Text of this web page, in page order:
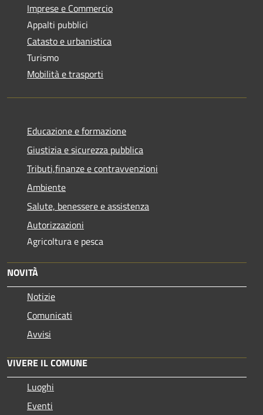
Imprese e Commercio
Appalti pubblici
Catasto e urbanistica
Turismo
Mobilità e trasporti
Educazione e formazione
Giustizia e sicurezza pubblica
Tributi,finanze e contravvenzioni
Ambiente
Salute, benessere e assistenza
Autorizzazioni
Agricoltura e pesca
NOVITÀ
Notizie
Comunicati
Avvisi
VIVERE IL COMUNE
Luoghi
Eventi